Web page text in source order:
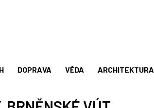
DOPRAVA VĚDA ARCHITEKTURA